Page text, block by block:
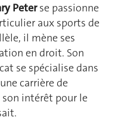
Peterse passionne
aux sports de
il mène ses
en droit. Son
se spécialise dans
carrière de
son intérêt pour le